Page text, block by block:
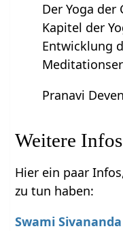
Der Yoga
Kapitel der
Entwicklung
Pranavi
Weitere Infos
Hier ein paar
zu tun haben:
Swami